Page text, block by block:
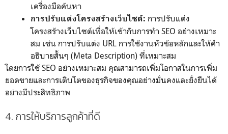
เครื่องมือค้นหา
การปรับแต่งโครงสร้างเว็บไซต์: การปรับแต่ง
โครงสร้างเว็บไซต์เพื่อให้เข้ากับการทำ SEO อย่างเหมาะ
สม เช่น การปรับแต่ง URL การใช้งานหัวข้อหลักและให้คำ
อธิบายสั้นๆ (Meta Description) ที่เหมาะสม
โดยการใช้ SEO อย่างเหมาะสม คุณสามารถเพิ่มโอกาสในการเพิ่ม
ยอดขายและการเติบโตของธุรกิจของคุณอย่างมั่นคงและยั่งยืนได้
อย่างมีประสิทธิภาพ
4. การให้บริการลูกค้าที่ดี